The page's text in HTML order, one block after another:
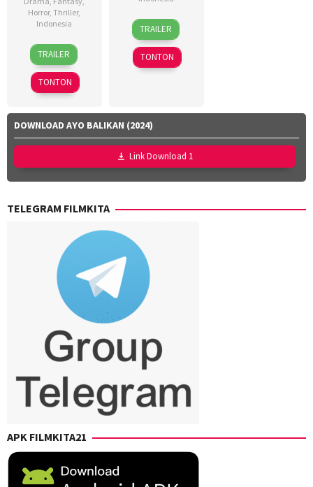
Horror,Thriller,
Indonesia
18
Mar
2026
Azhar
Kinoi
Lubis,
Hollynov
Mutia
Effendi,
Nurul
Ravika
TRAILER
TONTON
18
Mar
2026
Dinna
Jasanti
Fachru
Rizza
Farras
Utari
Nofita
TRAILER
TONTON
DOWNLOAD AYO BALIKAN (2024)
Link Download 1
TELEGRAM FILMKITA
APK FILMKITA21